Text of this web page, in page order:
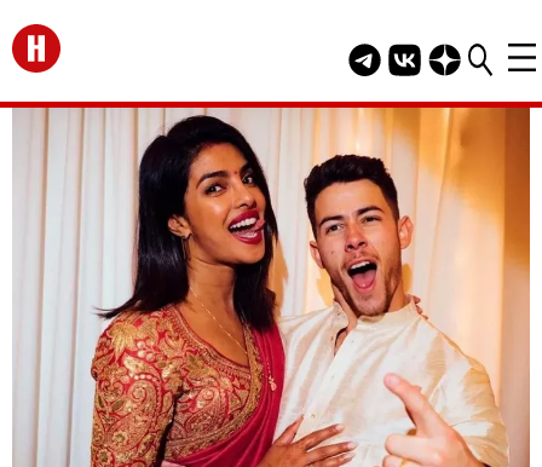
Перейти на главную
Telegram канал
Группа HELLO
Канал